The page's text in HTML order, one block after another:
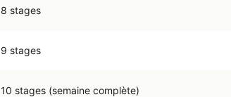
8 stages
9 stages
10 stages (semaine complète)